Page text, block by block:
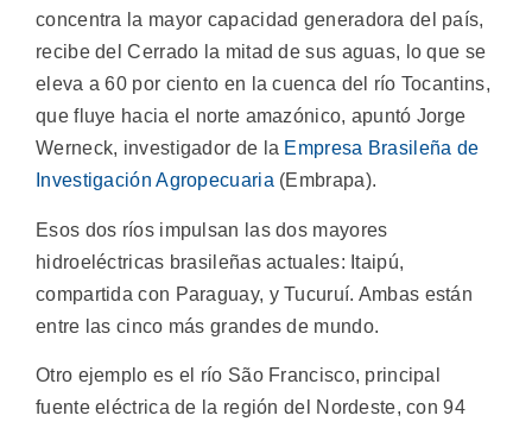
concentra la mayor capacidad generadora del país,
recibe del Cerrado la mitad de sus aguas, lo que se
eleva a 60 por ciento en la cuenca del río Tocantins,
que fluye hacia el norte amazónico, apuntó Jorge
Werneck, investigador de la Empresa Brasileña de
Investigación Agropecuaria(Embrapa).
Esos dos ríos impulsan las dos mayores
hidroeléctricas brasileñas actuales: Itaipú,
compartida con Paraguay, y Tucuruí. Ambas están
entre las cinco más grandes de mundo.
Otro ejemplo es el río São Francisco, principal
fuente eléctrica de la región del Nordeste, con 94